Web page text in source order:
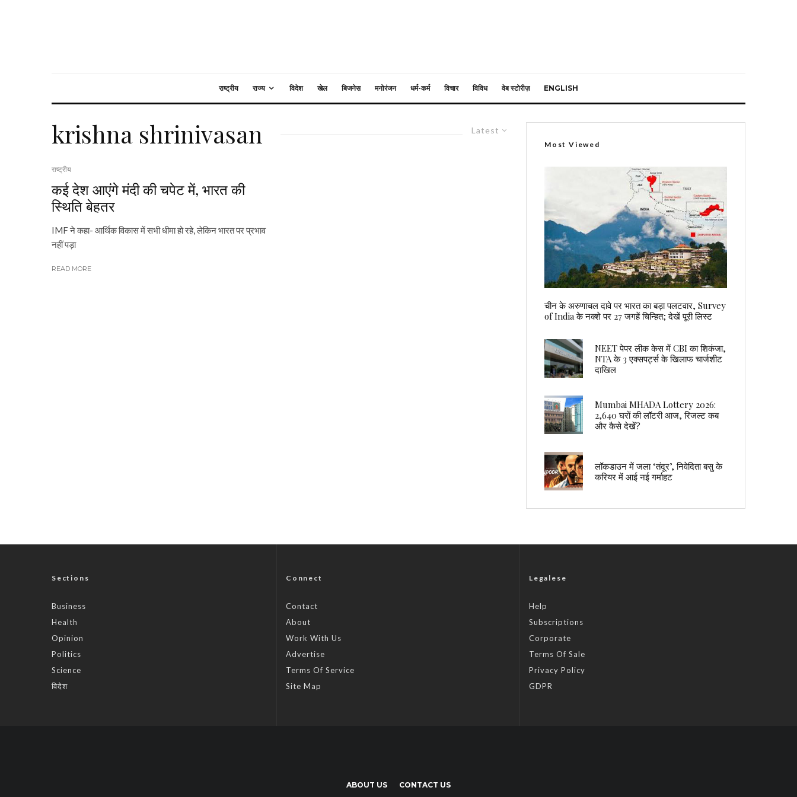
राष्ट्रीय राज्य विदेश खेल बिजनेस मनोरंजन धर्म-कर्म विचार विविध वेब स्टोरीज़ ENGLISH
Latest
krishna shrinivasan
राष्ट्रीय
कई देश आएंगे मंदी की चपेट में, भारत की
स्थिति बेहतर
IMF ने कहा- आर्थिक विकास में सभी धीमा हो रहे, लेकिन भारत पर प्रभाव
नहीं पड़ा
READ MORE
Most Viewed
चीन के अरुणाचल दावे पर भारत का बड़ा पलटवार, Survey
of India के नक्शे पर 27 जगहें चिन्हित; देखें पूरी लिस्ट
NEET पेपर लीक केस में CBI का शिकंजा,
NTA के 3 एक्सपर्ट्स के खिलाफ चार्जशीट
दाखिल
Mumbai MHADA Lottery 2026:
2,640 घरों की लॉटरी आज, रिजल्ट कब
और कैसे देखें?
लॉकडाउन में जला ‘तंदूर’, निवेदिता बसु के
करियर में आई नई गर्माहट
Sections
Business
Health
Opinion
Politics
Science
विदेश
Connect
Contact
About
Work With Us
Advertise
Terms Of Service
Site Map
Legalese
Help
Subscriptions
Corporate
Terms Of Sale
Privacy Policy
GDPR
ABOUT US CONTACT US